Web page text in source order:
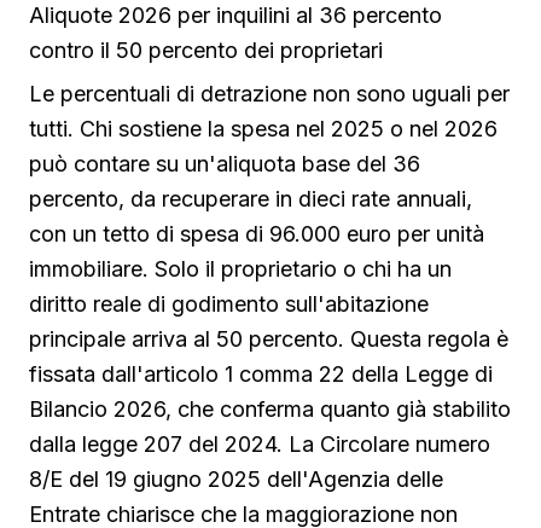
Aliquote 2026 per inquilini al 36 percento
contro il 50 percento dei proprietari
Le percentuali di detrazione non sono uguali per
tutti. Chi sostiene la spesa nel 2025 o nel 2026
può contare su un'aliquota base del 36
percento, da recuperare in dieci rate annuali,
con un tetto di spesa di 96.000 euro per unità
immobiliare. Solo il proprietario o chi ha un
diritto reale di godimento sull'abitazione
principale arriva al 50 percento. Questa regola è
fissata dall'articolo 1 comma 22 della Legge di
Bilancio 2026, che conferma quanto già stabilito
dalla legge 207 del 2024. La Circolare numero
8/E del 19 giugno 2025 dell'Agenzia delle
Entrate chiarisce che la maggiorazione non